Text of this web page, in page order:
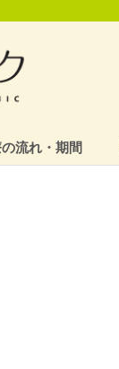
流れ・期間